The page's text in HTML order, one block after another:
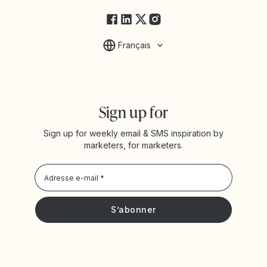
Français
Sign up for
Sign up for weekly email & SMS inspiration by
marketers, for marketers.